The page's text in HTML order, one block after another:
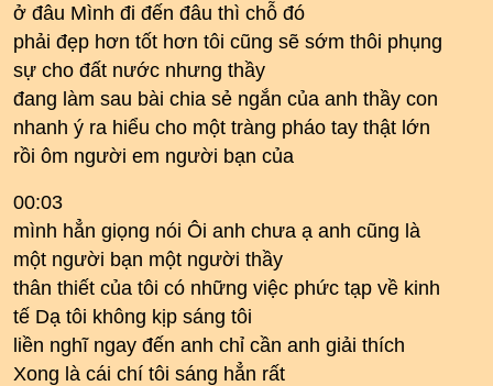
ở đâu Mình đi đến đâu thì chỗ đó
phải đẹp hơn tốt hơn tôi cũng sẽ sớm thôi phụng
sự cho đất nước nhưng thầy
đang làm sau bài chia sẻ ngắn của anh thầy con
nhanh ý ra hiểu cho một tràng pháo tay thật lớn
rồi ôm người em người bạn của
00:03
mình hẳn giọng nói Ôi anh chưa ạ anh cũng là
một người bạn một người thầy
thân thiết của tôi có những việc phức tạp về kinh
tế Dạ tôi không kịp sáng tôi
liền nghĩ ngay đến anh chỉ cần anh giải thích
Xong là cái chí tôi sáng hẳn rất